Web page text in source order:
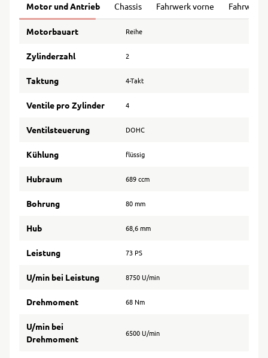
Motor und Antrieb Chassis Fahrwerk vorne Fahrwerk
Motorbauart Reihe
Zylinderzahl 2
Taktung 4-Takt
Ventile pro Zylinder 4
Ventilsteuerung DOHC
Kühlung flüssig
Hubraum 689 ccm
Bohrung 80 mm
Hub 68,6 mm
Leistung 73 PS
U/min bei Leistung 8750 U/min
Drehmoment 68 Nm
U/min bei
Drehmoment
6500 U/min